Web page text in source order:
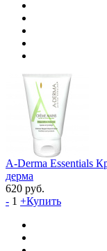
A-Derma Essentials
дерма
620 руб.
- 1 +Купить